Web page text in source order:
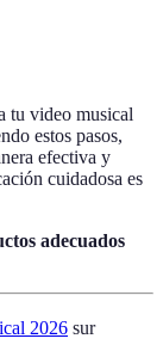
tu video musical
estos pasos,
efectiva y
cuidadosa es
adecuados
2026 sur